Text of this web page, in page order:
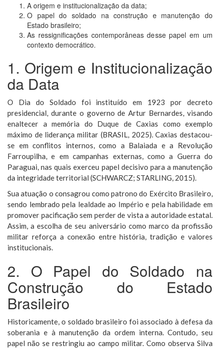
A origem e institucionalização da data;
O papel do soldado na construção e manutenção do
Estado brasileiro;
As ressignificações contemporâneas desse papel em um
contexto democrático.
1. Origem e Institucionalização
da Data
O Dia do Soldado foi instituído em 1923 por decreto
presidencial, durante o governo de Artur Bernardes, visando
enaltecer a memória do Duque de Caxias como exemplo
máximo de liderança militar (BRASIL, 2025). Caxias destacou-
se em conflitos internos, como a Balaiada e a Revolução
Farroupilha, e em campanhas externas, como a Guerra do
Paraguai, nas quais exerceu papel decisivo para a manutenção
da integridade territorial (SCHWARCZ; STARLING, 2015).
Sua atuação o consagrou como patrono do Exército Brasileiro,
sendo lembrado pela lealdade ao Império e pela habilidade em
promover pacificação sem perder de vista a autoridade estatal.
Assim, a escolha de seu aniversário como marco da profissão
militar reforça a conexão entre história, tradição e valores
institucionais.
2. O Papel do Soldado na
Construção do Estado
Brasileiro
Historicamente, o soldado brasileiro foi associado à defesa da
soberania e à manutenção da ordem interna. Contudo, seu
papel não se restringiu ao campo militar. Como observa Silva